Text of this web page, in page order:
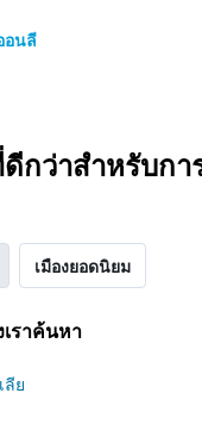
อนลี
กว่าสำหรับกา
เมืองยอดนิยม
ราค้นหา
ลีย